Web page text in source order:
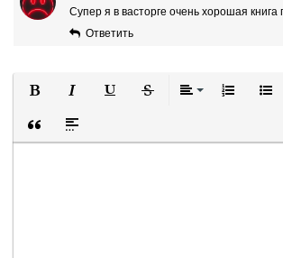
Супер я в васторге очень хорошая
Ответить
Вставка цитаты
Вставка спойлера